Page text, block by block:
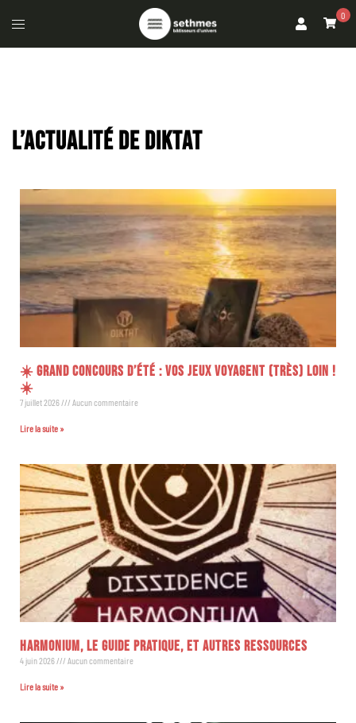
0
L’ACTUALITÉ DE DIKTAT
☀️ GRAND CONCOURS D’ÉTÉ : VOS JEUX VOYAGENT (TRÈS) LOIN !
☀️
7 juillet 2026 Aucun commentaire
Lire la suite »
HARMONIUM, LE GUIDE PRATIQUE, ET AUTRES RESSOURCES
4 juin 2026 Aucun commentaire
Lire la suite »